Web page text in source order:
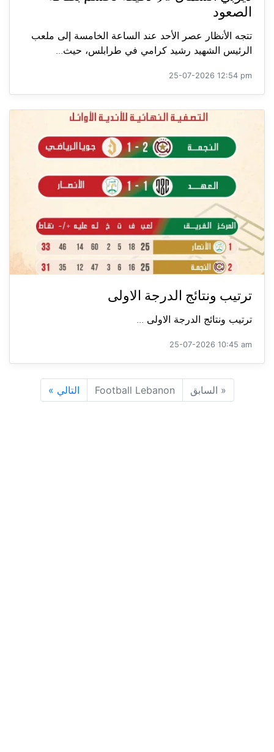
الصعود
تتجه الأنظار عصر الأحد عند الساعة الخامسة إلى ملعب
الرئيس الشهيد رشيد كرامي في طرابلس، حيث...
25-07-2026 12:54 pm
ترتيب ونتائج الدرجة الاولى
ترتيب ونتائج الدرجة الاولى ...
25-07-2026 10:45 am
« السابق Football Lebanon التالي »